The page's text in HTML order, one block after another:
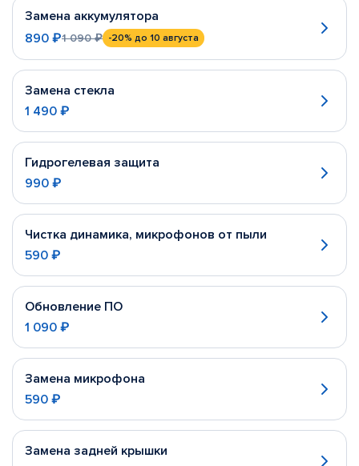
Замена аккумулятора
890 ₽1 090 ₽ -20% до 10 августа
Замена стекла
1 490 ₽
Гидрогелевая защита
990 ₽
Чистка динамика, микрофонов от пыли
590 ₽
Обновление ПО
1 090 ₽
Замена микрофона
590 ₽
Замена задней крышки